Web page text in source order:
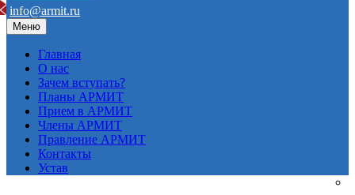
info@armit.ru
Меню
Главная
О нас
Зачем вступать?
Планы АРМИТ
Прием в АРМИТ
Члены АРМИТ
Правление АРМИТ
Контакты
Устав